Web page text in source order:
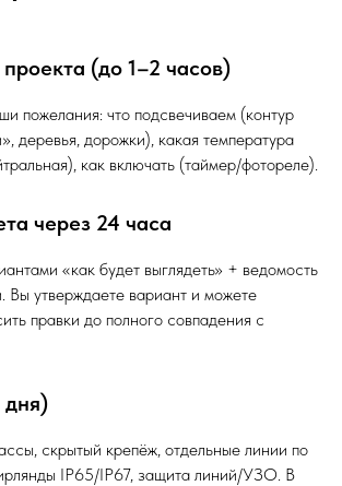
(до 1–2 часов)
пожелания: что подсвечиваем (контур
деревья, дорожки), какая температура
как включать (таймер/фотореле).
через 24 часа
«как будет выглядеть» + ведомость
Вы утверждаете вариант и можете
правки до полного совпадения с
скрытый крепёж, отдельные линии по
IP65/IP67, защита линий/УЗО. В